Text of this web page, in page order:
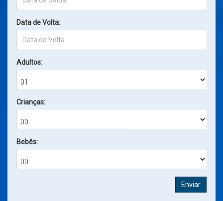
Data de Volta:
Adultos:
Crianças:
Bebês:
Enviar